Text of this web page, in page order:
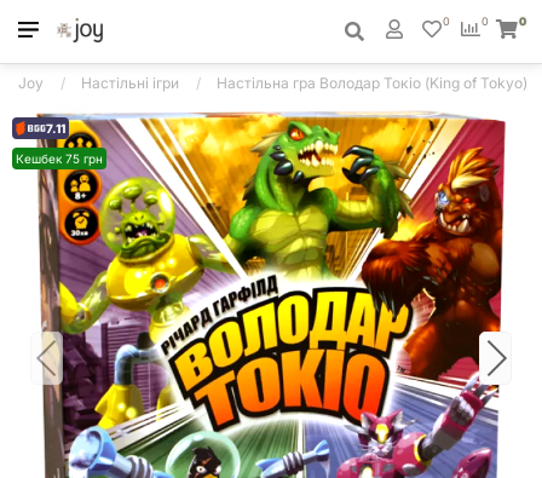
0
0 0
Joy Настільні ігри Настільна гра Володар Токіо (King of Tokyo)
7.11
Кешбек 75 грн